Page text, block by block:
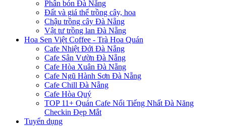
Phân bón Đà Nẵng
Đất và giá thể trồng cây, hoa
Chậu trồng cây Đà Nẵng
Vật tư trồng lan Đà Nẵng
Hoa Sen Việt Coffee - Trà Hoa Quán
Cafe Nhiệt Đới Đà Nẵng
Cafe Sân Vườn Đà Nẵng
Cafe Hòa Xuân Đà Nẵng
Cafe Ngũ Hành Sơn Đà Nẵng
Cafe Chill Đà Nẵng
Cafe Hòa Quý
TOP 11+ Quán Cafe Nổi Tiếng Nhất Đà Năng
Checkin Đẹp Mắt
Tuyển dụng